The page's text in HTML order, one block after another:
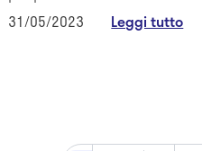
assunto
31/05/2023
e per cosa,
Leggi tutto